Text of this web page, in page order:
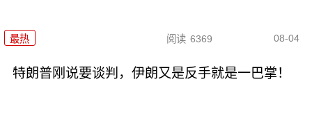
最热 阅读 6369 08-04
特朗普刚说要谈判，伊朗又是反手就是一巴掌！